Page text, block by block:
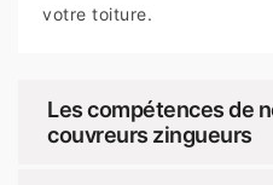
votre toiture.
Les compétences de
couvreurs zingueurs